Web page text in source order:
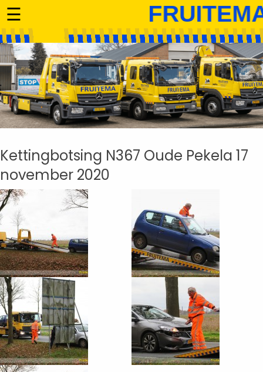
☰
Kettingbotsing N367 Oude Pekela 17
november 2020